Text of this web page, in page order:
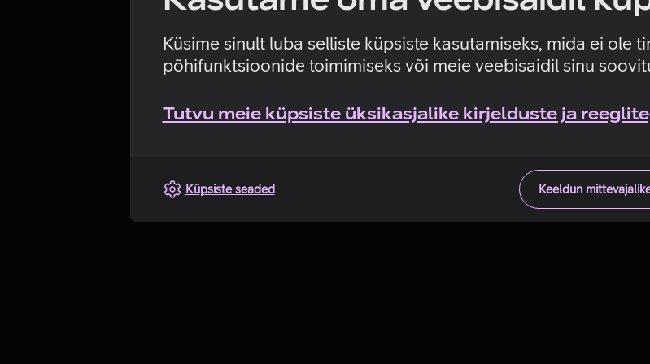
Küsime sinult luba selliste küpsiste kasutamiseks, mida ei ole
põhifunktsioonide toimimiseks või meie veebisaidil sinu
Tutvu meie küpsiste üksikasjalike kirjelduste ja
Keeldun
Küpsiste seaded